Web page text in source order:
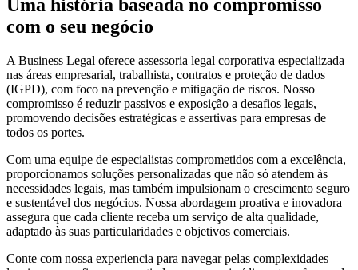
Uma história baseada no compromisso
com o seu negócio
A Business Legal oferece assessoria legal corporativa especializada
nas áreas empresarial, trabalhista, contratos e proteção de dados
(IGPD), com foco na prevenção e mitigação de riscos. Nosso
compromisso é reduzir passivos e exposição a desafios legais,
promovendo decisões estratégicas e assertivas para empresas de
todos os portes.
Com uma equipe de especialistas comprometidos com a excelência,
proporcionamos soluções personalizadas que não só atendem às
necessidades legais, mas também impulsionam o crescimento seguro
e sustentável dos negócios. Nossa abordagem proativa e inovadora
assegura que cada cliente receba um serviço de alta qualidade,
adaptado às suas particularidades e objetivos comerciais.
Conte com nossa experiencia para navegar pelas complexidades